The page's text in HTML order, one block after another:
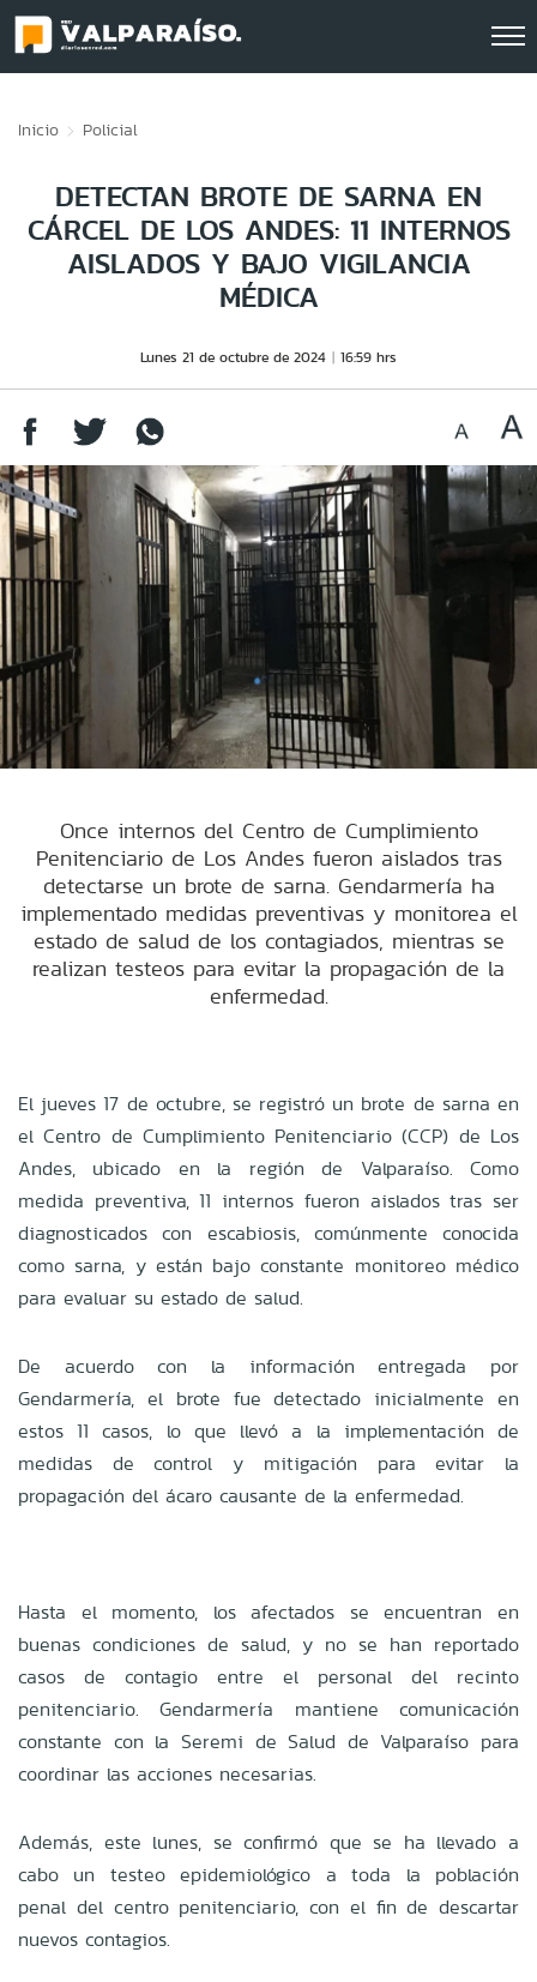
Inicio Policial
DETECTAN BROTE DE SARNA EN
CÁRCEL DE LOS ANDES: 11 INTERNOS
AISLADOS Y BAJO VIGILANCIA
MÉDICA
Lunes 21 de octubre de 2024 16:59 hrs
Once internos del Centro de Cumplimiento
Penitenciario de Los Andes fueron aislados tras
detectarse un brote de sarna. Gendarmería ha
implementado medidas preventivas y monitorea el
estado de salud de los contagiados, mientras se
realizan testeos para evitar la propagación de la
enfermedad.
El jueves 17 de octubre, se registró un brote de sarna en
el Centro de Cumplimiento Penitenciario (CCP) de Los
Andes, ubicado en la región de Valparaíso. Como
medida preventiva, 11 internos fueron aislados tras ser
diagnosticados con escabiosis, comúnmente conocida
como sarna, y están bajo constante monitoreo médico
para evaluar su estado de salud.
De acuerdo con la información entregada por
Gendarmería, el brote fue detectado inicialmente en
estos 11 casos, lo que llevó a la implementación de
medidas de control y mitigación para evitar la
propagación del ácaro causante de la enfermedad.
Hasta el momento, los afectados se encuentran en
buenas condiciones de salud, y no se han reportado
casos de contagio entre el personal del recinto
penitenciario. Gendarmería mantiene comunicación
constante con la Seremi de Salud de Valparaíso para
coordinar las acciones necesarias.
Además, este lunes, se confirmó que se ha llevado a
cabo un testeo epidemiológico a toda la población
penal del centro penitenciario, con el fin de descartar
nuevos contagios.